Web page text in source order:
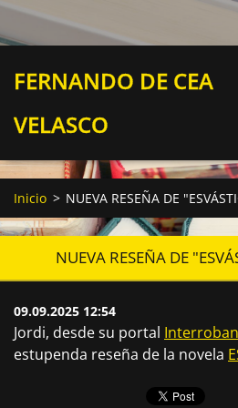
FERNANDO DE CEA
VELASCO
Inicio > NUEVA RESEÑA DE
NUEVA RESEÑA DE
09.09.2025 12:54
Jordi, desde su portal
estupenda reseña de la novela